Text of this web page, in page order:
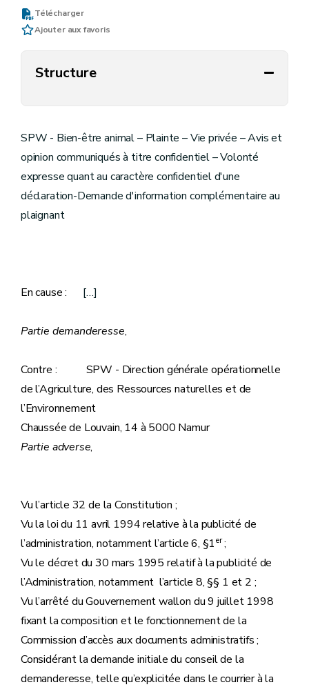
Télécharger
Ajouter aux favoris
Structure
SPW - Bien-être animal – Plainte – Vie privée – Avis et
opinion communiqués à titre confidentiel – Volonté
expresse quant au caractère confidentiel d'une
déclaration-Demande d'information complémentaire au
plaignant
En cause : […]
Partie demanderesse,
Contre : SPW - Direction générale opérationnelle
de l’Agriculture, des Ressources naturelles et de
l’Environnement
Chaussée de Louvain, 14 à 5000 Namur
Partie adverse,
Vu l’article 32 de la Constitution ;
Vu la loi du 11 avril 1994 relative à la publicité de
l’administration, notamment l’article 6, §1er;
Vu le décret du 30 mars 1995 relatif à la publicité de
l’Administration, notamment l’article 8, §§ 1 et 2 ;
Vu l’arrêté du Gouvernement wallon du 9 juillet 1998
fixant la composition et le fonctionnement de la
Commission d’accès aux documents administratifs ;
Considérant la demande initiale du conseil de la
demanderesse, telle qu’explicitée dans le courrier à la